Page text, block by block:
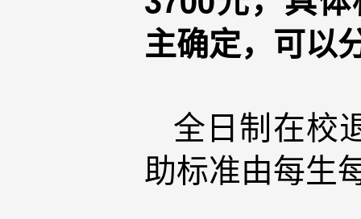
主确定，可以
全日制在校
助标准由每生